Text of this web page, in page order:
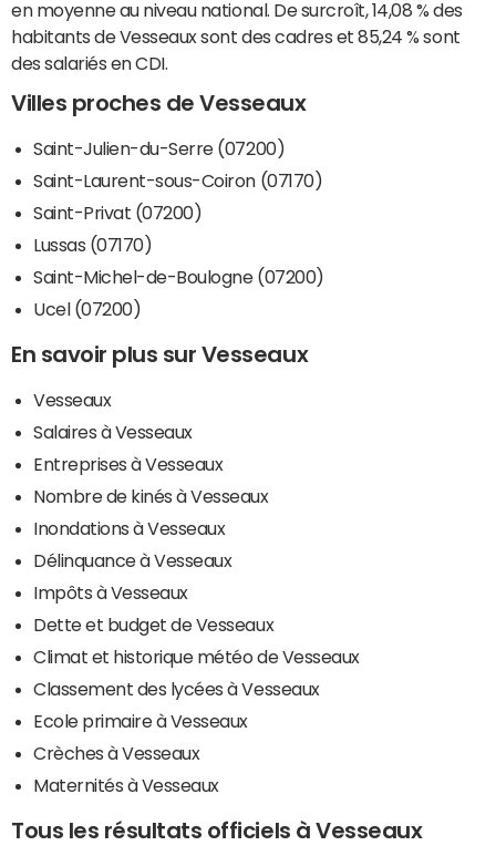
en moyenne au niveau national. De surcroît, 14,08 % des
habitants de Vesseaux sont des cadres et 85,24 % sont
des salariés en CDI.
Villes proches de Vesseaux
Saint-Julien-du-Serre (07200)
Saint-Laurent-sous-Coiron (07170)
Saint-Privat (07200)
Lussas (07170)
Saint-Michel-de-Boulogne (07200)
Ucel (07200)
En savoir plus sur Vesseaux
Vesseaux
Salaires à Vesseaux
Entreprises à Vesseaux
Nombre de kinés à Vesseaux
Inondations à Vesseaux
Délinquance à Vesseaux
Impôts à Vesseaux
Dette et budget de Vesseaux
Climat et historique météo de Vesseaux
Classement des lycées à Vesseaux
Ecole primaire à Vesseaux
Crèches à Vesseaux
Maternités à Vesseaux
Tous les résultats officiels à Vesseaux